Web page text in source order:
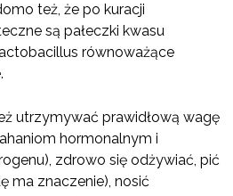
też, że po kuracji
są pałeczki kwasu
równoważące
utrzymywać prawidłową wagę
hormonalnym i
zdrowo się odżywiać, pić
ma znaczenie), nosić